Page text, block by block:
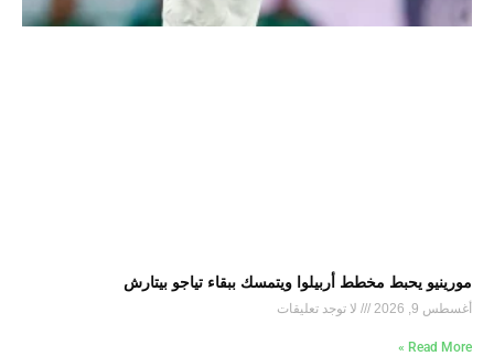
مورينيو يحبط مخطط أربيلوا ويتمسك ببقاء تياجو بيتارش
أغسطس 9, 2026 لا توجد تعليقات
Read More »